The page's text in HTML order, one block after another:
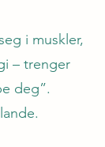
i muskler,
– trenger
deg”.